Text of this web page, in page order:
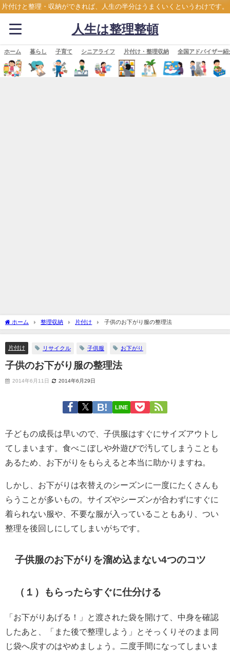
片付けと整理・収納ができれば、人生の半分はうまくいくというわけです。
人生は整理整頓
ホーム 暮らし 子育て シニアライフ 片付け・整理収納 全国アドバイザー紹
ホーム 整理収納 片付け 子供のお下がり服の整理法
片付け リサイクル 子供服 お下がり
子供のお下がり服の整理法
2014年6月11日 2014年6月29日
LINE
子どもの成長は早いので、子供服はすぐにサイズアウトし
てしまいます。食べこぼしや外遊びで汚してしまうことも
あるため、お下がりをもらえると本当に助かりますね。
しかし、お下がりは衣替えのシーズンに一度にたくさんも
らうことが多いもの。サイズやシーズンが合わずにすぐに
着られない服や、不要な服が入っていることもあり、つい
整理を後回しにしてしまいがちです。
子供服のお下がりを溜め込まない4つのコツ
（１）もらったらすぐに仕分ける
「お下がりあげる！」と渡された袋を開けて、中身を確認
したあと、「また後で整理しよう」とそっくりそのまま同
じ袋へ戻すのはやめましょう。二度手間になってしまいま